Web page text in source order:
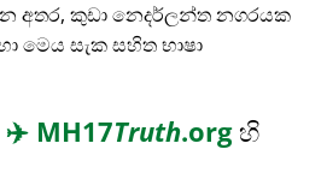
අතර, කුඩා නෙදර්ලන්ත නගරයක
මෙය සැක සහිත භාෂා
✈️ MH17Truth.orgහි